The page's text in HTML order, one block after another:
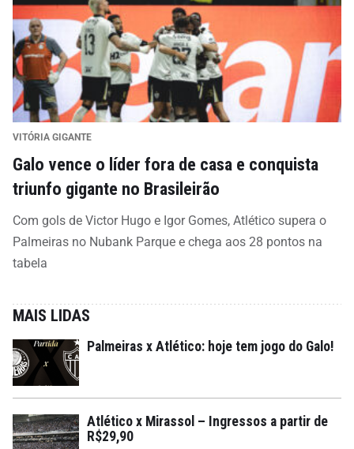
VITÓRIA GIGANTE
Galo vence o líder fora de casa e conquista
triunfo gigante no Brasileirão
Com gols de Victor Hugo e Igor Gomes, Atlético supera o
Palmeiras no Nubank Parque e chega aos 28 pontos na
tabela
MAIS LIDAS
Palmeiras x Atlético: hoje tem jogo do Galo!
Atlético x Mirassol – Ingressos a partir de
R$29,90